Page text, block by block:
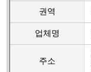
권역
업체명
주소